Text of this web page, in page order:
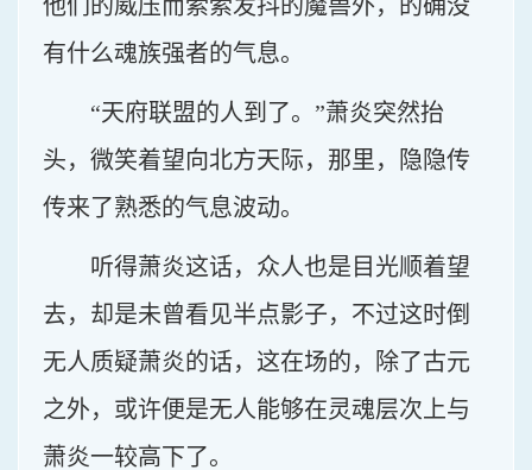
他们的威压而索索发抖的魔兽外，的确没
有什么魂族强者的气息。
“天府联盟的人到了。”萧炎突然抬
头，微笑着望向北方天际，那里，隐隐传
传来了熟悉的气息波动。
听得萧炎这话，众人也是目光顺着望
去，却是未曾看见半点影子，不过这时倒
无人质疑萧炎的话，这在场的，除了古元
之外，或许便是无人能够在灵魂层次上与
萧炎一较高下了。